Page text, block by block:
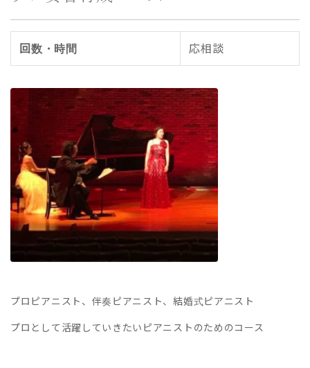
回数・時間 応相談
プロピアニスト、伴奏ピアニスト、結婚式ピアニスト
プロとして活躍していきたいピアニストのためのコース